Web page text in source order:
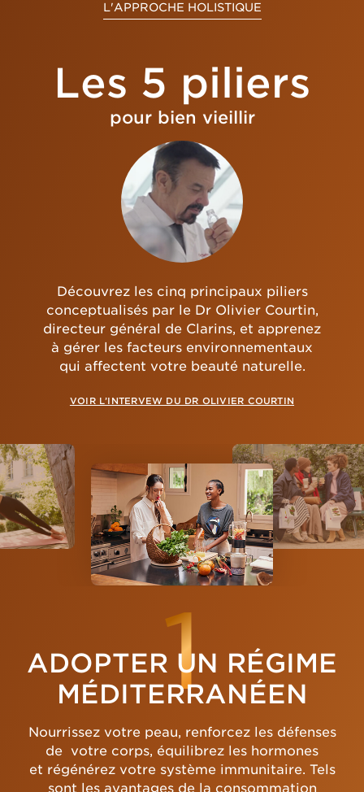
L'APPROCHE HOLISTIQUE
Les 5 piliers
pour bien vieillir
Découvrez les cinq principaux piliers
conceptualisés par le Dr Olivier Courtin,
directeur général de Clarins, et apprenez
à gérer les facteurs environnementaux
qui affectent votre beauté naturelle.
VOIR L’INTERVEW DU DR OLIVIER COURTIN
1
ADOPTER UN RÉGIME
MÉDITERRANÉEN
Nourrissez votre peau, renforcez les défenses
de votre corps, équilibrez les hormones
et régénérez votre système immunitaire. Tels
sont les avantages de la consommation